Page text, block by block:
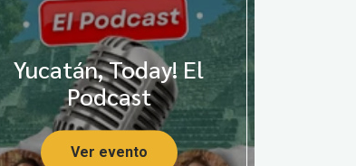
Yucatán, Today! El
Podcast
Ver evento